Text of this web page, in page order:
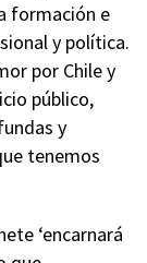
formación e
y política.
por Chile y
público,
y
tenemos
‘encarnará